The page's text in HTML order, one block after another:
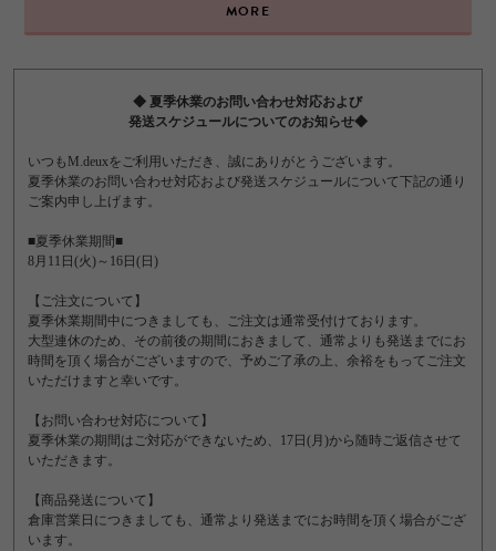
MORE
◆ 夏季休業のお問い合わせ対応および
発送スケジュールについてのお知らせ◆
いつもM.deuxをご利用いただき、誠にありがとうございます。
夏季休業のお問い合わせ対応および発送スケジュールについて下記の通り
ご案内申し上げます。
■夏季休業期間■
8月11日(火)～16日(日)
【ご注文について】
夏季休業期間中につきましても、ご注文は通常受付けております。
大型連休のため、その前後の期間におきまして、通常よりも発送までにお
時間を頂く場合がございますので、予めご了承の上、余裕をもってご注文
いただけますと幸いです。
【お問い合わせ対応について】
夏季休業の期間はご対応ができないため、17日(月)から随時ご返信させて
いただきます。
【商品発送について】
倉庫営業日につきましても、通常より発送までにお時間を頂く場合がござ
います。